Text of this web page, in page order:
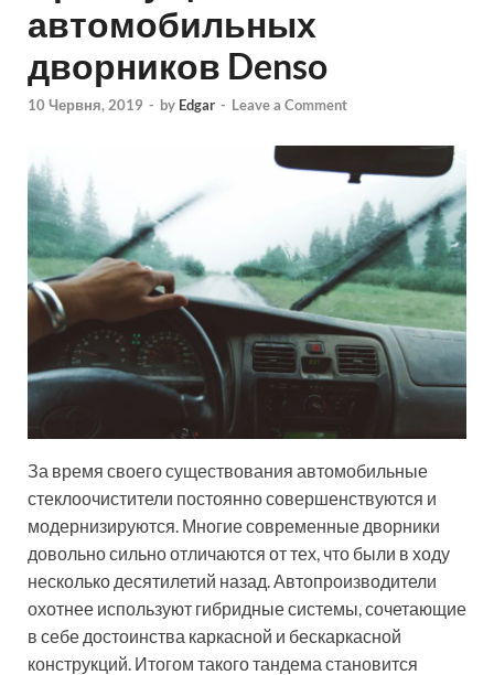
автомобильных
дворников Denso
10 Червня, 2019 - by Edgar - Leave a Comment
За время своего существования автомобильные
стеклоочистители постоянно совершенствуются и
модернизируются. Многие современные дворники
довольно сильно отличаются от тех, что были в ходу
несколько десятилетий назад. Автопроизводители
охотнее используют гибридные системы, сочетающие
в себе достоинства каркасной и бескаркасной
конструкций. Итогом такого тандема становится